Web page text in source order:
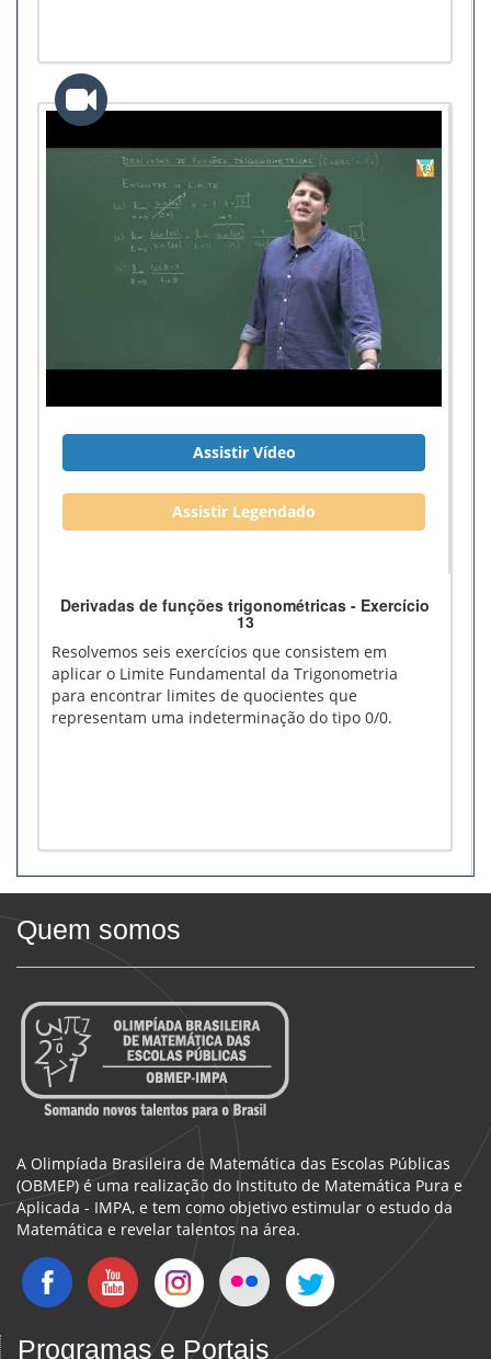
Assistir Vídeo
Assistir Legendado
Derivadas de funções trigonométricas - Exercício
13
Resolvemos seis exercícios que consistem em
aplicar o Limite Fundamental da Trigonometria
para encontrar limites de quocientes que
representam uma indeterminação do tipo 0/0.
Quem somos
A Olimpíada Brasileira de Matemática das Escolas Públicas
(OBMEP) é uma realização do Instituto de Matemática Pura e
Aplicada - IMPA, e tem como objetivo estimular o estudo da
Matemática e revelar talentos na área.
Programas e Portais